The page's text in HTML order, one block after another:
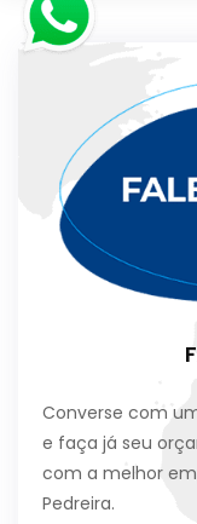
Converse com
e faça já seu
com a melhor
Pedreira.